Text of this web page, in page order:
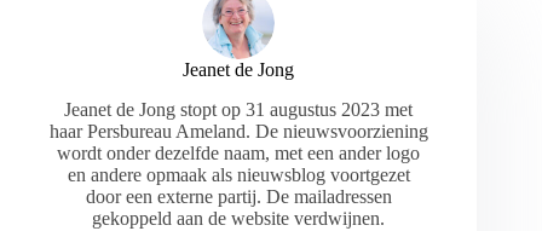
Jeanet de Jong
Jeanet de Jong stopt op 31 augustus 2023 met
haar Persbureau Ameland. De nieuwsvoorziening
wordt onder dezelfde naam, met een ander logo
en andere opmaak als nieuwsblog voortgezet
door een externe partij. De mailadressen
gekoppeld aan de website verdwijnen.